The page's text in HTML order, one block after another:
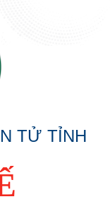
TỬ TỈNH